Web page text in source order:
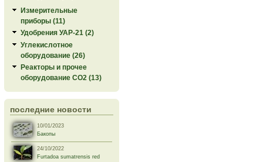
Измерительные
приборы (11)
Удобрения УАР-21 (2)
Углекислотное
оборудование (26)
Реакторы и прочее
оборудование СО2 (13)
последние новости
10/01/2023
Бакопы
24/10/2022
Furtadoa sumatrensis red